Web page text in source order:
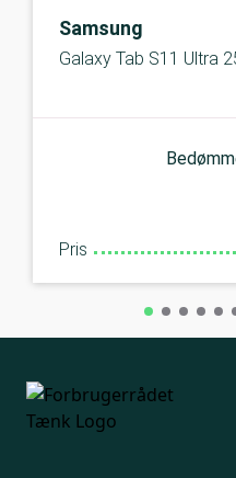
Samsung
Galaxy Tab S11 Ultra
Pris